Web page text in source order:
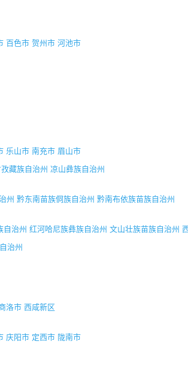
百色市 贺州市 河池市
乐山市 南充市 眉山市
藏族自治州 凉山彝族自治州
州 黔东南苗族侗族自治州 黔南布依族苗族自治州
自治州 红河哈尼族彝族自治州 文山壮族苗族自治州
治州
洛市 西咸新区
庆阳市 定西市 陇南市